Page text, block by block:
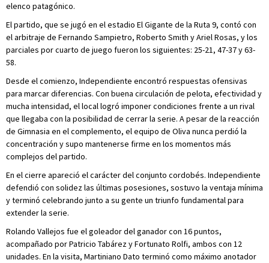
elenco patagónico.
El partido, que se jugó en el estadio El Gigante de la Ruta 9, contó con
el arbitraje de Fernando Sampietro, Roberto Smith y Ariel Rosas, y los
parciales por cuarto de juego fueron los siguientes: 25-21, 47-37 y 63-
58.
Desde el comienzo, Independiente encontró respuestas ofensivas
para marcar diferencias. Con buena circulación de pelota, efectividad y
mucha intensidad, el local logró imponer condiciones frente a un rival
que llegaba con la posibilidad de cerrar la serie. A pesar de la reacción
de Gimnasia en el complemento, el equipo de Oliva nunca perdió la
concentración y supo mantenerse firme en los momentos más
complejos del partido.
En el cierre apareció el carácter del conjunto cordobés. Independiente
defendió con solidez las últimas posesiones, sostuvo la ventaja mínima
y terminó celebrando junto a su gente un triunfo fundamental para
extender la serie.
Rolando Vallejos fue el goleador del ganador con 16 puntos,
acompañado por Patricio Tabárez y Fortunato Rolfi, ambos con 12
unidades. En la visita, Martiniano Dato terminó como máximo anotador